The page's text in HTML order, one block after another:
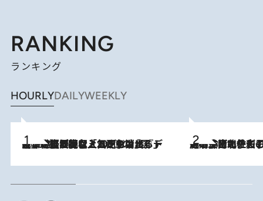
RANKING
ランキング
HOURLYDAILYWEEKLY
2026.8.5
【なぜ吉沢亮は「気配を消せる」のか？】興行収入208億の『国宝』を経て挑むミュージカル『ディア・エヴァン・ハンセン』。トップ俳優が舞台上でさらけ出した“孤独”とは 2026.8.3
《「文士の子ども被害者の会」発足！》阿川佐和子（72）が語る遠藤周作に北杜夫、劇作家・矢代静一の子どもたちの“文豪プライベート事件簿”